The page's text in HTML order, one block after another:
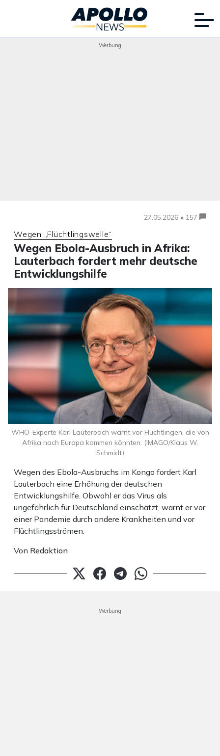
Werbung
27.05.2026 • 157
Wegen „Flüchtlingswelle“
Wegen Ebola-Ausbruch in Afrika:
Lauterbach fordert mehr deutsche
Entwicklungshilfe
Wegen des Ebola-Ausbruchs im Kongo fordert Karl
Lauterbach eine Erhöhung der deutschen
Entwicklungshilfe. Obwohl er das Virus als
ungefährlich für Deutschland einschätzt, warnt er vor
einer Pandemie durch andere Krankheiten und vor
Flüchtlingsströmen.
Von Redaktion
WHO-Experte Karl Lauterbach warnt vor Flüchtlingen, die von
Afrika nach Europa kommen könnten. (IMAGO/Klaus W.
Schmidt)
Werbung